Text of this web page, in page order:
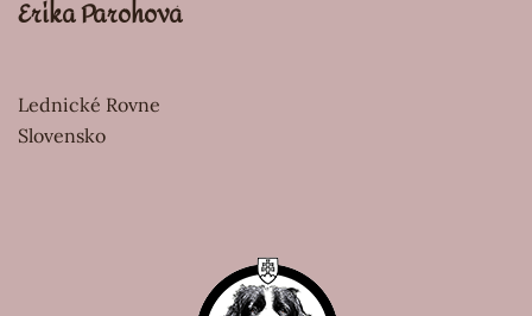
Erika Parohová
Lednické Rovne
Slovensko